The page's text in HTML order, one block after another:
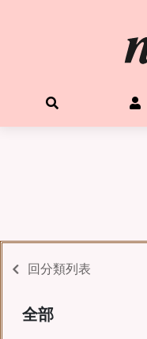
首頁
客製生命靈數手鍊
購物需知
Q&A
回分類列表
全部